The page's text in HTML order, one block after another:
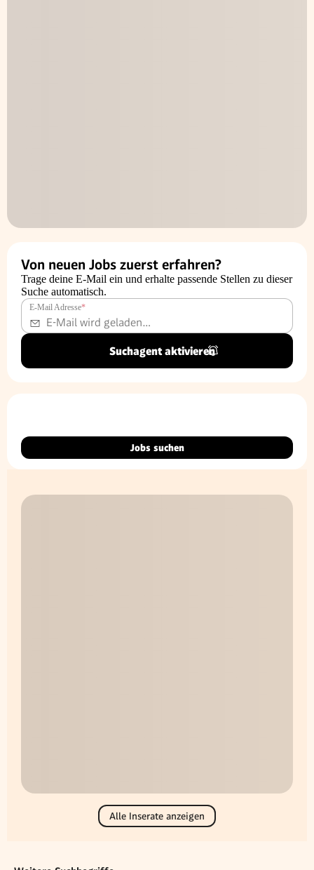
Von neuen Jobs zuerst erfahren?
Trage deine E-Mail ein und erhalte passende Stellen zu dieser
Suche automatisch.
E-Mail Adresse*
Suchagent aktivieren
Jobs suchen
Alle Inserate anzeigen